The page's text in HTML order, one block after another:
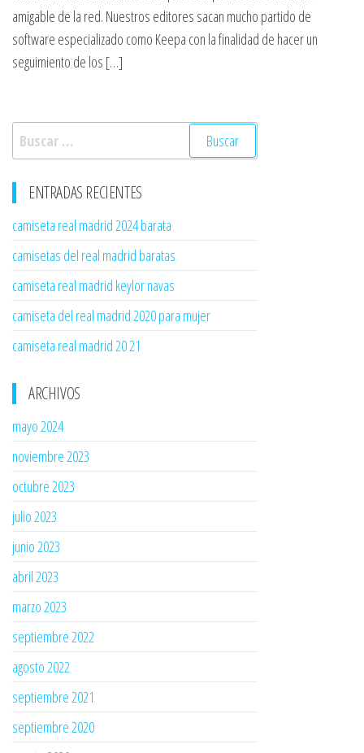
amigable de la red. Nuestros editores sacan mucho partido de
software especializado como Keepa con la finalidad de hacer un
seguimiento de los […]
Buscar:
ENTRADAS RECIENTES
camiseta real madrid 2024 barata
camisetas del real madrid baratas
camiseta real madrid keylor navas
camiseta del real madrid 2020 para mujer
camiseta real madrid 20 21
ARCHIVOS
mayo 2024
noviembre 2023
octubre 2023
julio 2023
junio 2023
abril 2023
marzo 2023
septiembre 2022
agosto 2022
septiembre 2021
septiembre 2020